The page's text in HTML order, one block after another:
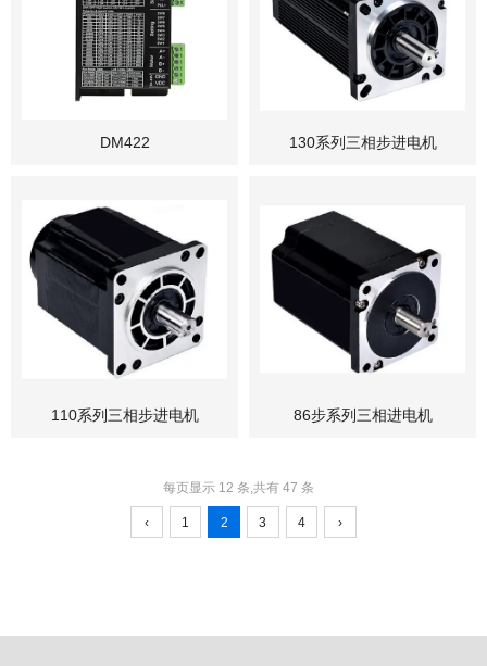
DM422 130系列三相步进电机
110系列三相步进电机 86步系列三相进电机
每页显示 12 条,共有 47 条
‹ 1 2 3 4 ›